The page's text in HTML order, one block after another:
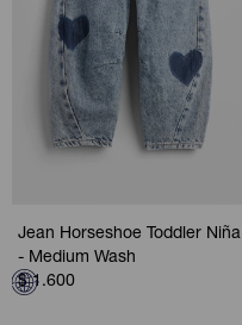
Jean Horseshoe Toddler Niña
- Medium Wash
$ 1.600